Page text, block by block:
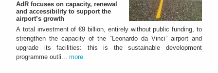
AdR focuses on capacity, renewal
and accessibility to support the
airport’s growth
A total investment of €9 billion, entirely without public funding, to
strengthen the capacity of the “Leonardo da Vinci” airport and
upgrade its facilities: this is the sustainable development
programme outli... more